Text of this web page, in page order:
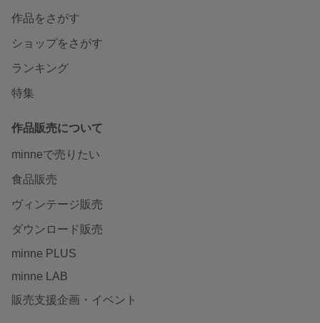
作品をさがす
ショップをさがす
ランキング
特集
作品販売について
minneで売りたい
食品販売
ヴィンテージ販売
ダウンロード販売
minne PLUS
minne LAB
販売支援企画・イベント